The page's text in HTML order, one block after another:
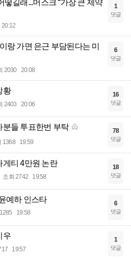
떻길래...머스크 “가장 큰 제약
20:12
1
댓글
랑 가면 은근 부담된다는 미
2030 20:08
6
댓글
황
2403 20:06
16
댓글
분들 투표한번 부탁
1368 19:59
78
댓글
게티 4만원 논란
조회 2742 19:58
18
댓글
예하 인스타
19:58
6
댓글
우
19:57
1
댓글